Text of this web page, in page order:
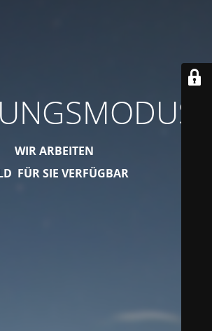
WIR ARBEITEN
FÜR SIE VERFÜGBAR